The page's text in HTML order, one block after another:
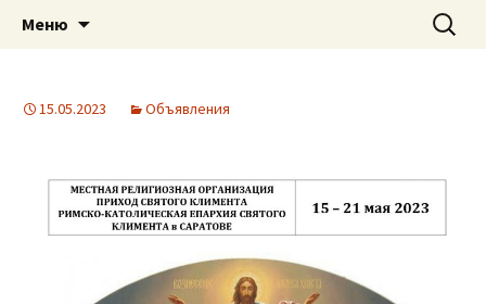
Римско-католическая
церковь в Саратове
Приход святого Климента
Меню Найти:
15.05.2023 Объявления